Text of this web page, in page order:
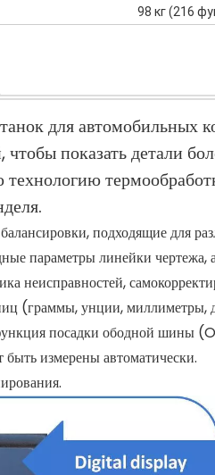
98 кг (216
для автомобильных
показать детали
технологию
подходящие для
параметры линейки чертежа,
неисправностей,
(граммы, унции,
посадки ободной шины
измерены автоматически.